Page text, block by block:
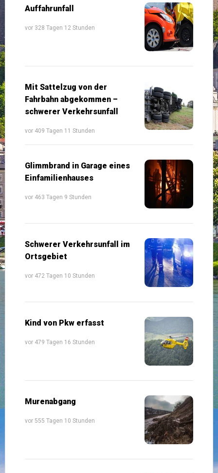
Auffahrunfall
vor 328 Tagen 12 Stunden
Mit Sattelzug von der
Fahrbahn abgekommen –
schwerer Verkehrsunfall
vor 409 Tagen 11 Stunden
Glimmbrand in Garage eines
Einfamilienhauses
vor 463 Tagen 9 Stunden
Schwerer Verkehrsunfall im
Ortsgebiet
vor 472 Tagen 10 Stunden
Kind von Pkw erfasst
vor 479 Tagen 16 Stunden
Murenabgang
vor 555 Tagen 10 Stunden